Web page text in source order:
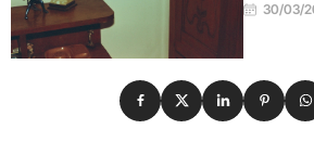
30/03/
Condividi su Facebook
Condividi su X
Condividi su